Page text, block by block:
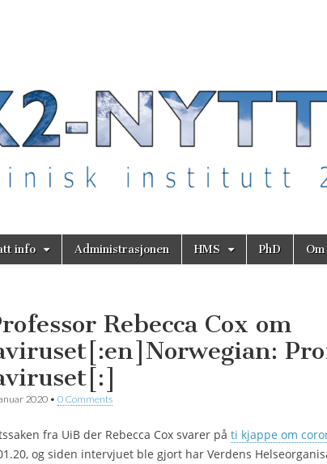
info Administrasjonen HMS PhD
Rebecca Cox om
2020 • 0 Comments
fra UiB der Rebecca Cox svarer på ti kjappe om
og siden intervjuet ble gjort har Verdens